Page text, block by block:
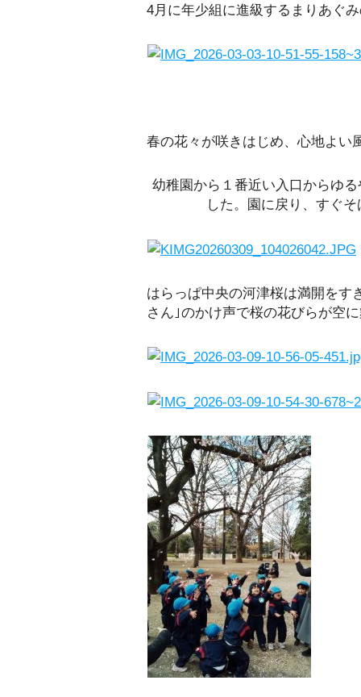
4月に年少組に進級するまりあぐ
春の花々が咲きはじめ、心地よい
幼稚園から１番近い入口からゆ
した。園に戻り、すぐ
はらっぱ中央の河津桜は満開をす
さん｣のかけ声で桜の花びらが空